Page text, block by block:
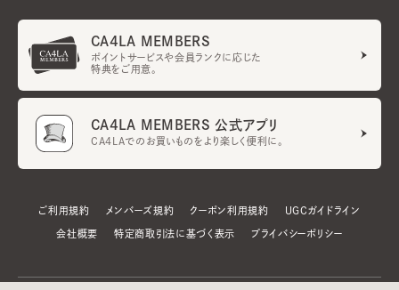
CA4LA MEMBERS
ポイントサービスや会員ランクに応じた
特典をご用意。
CA4LA MEMBERS 公式アプリ
CA4LAでのお買いものをより楽しく便利に。
ご利用規約 メンバーズ規約 クーポン利用規約 UGCガイドライン
会社概要 特定商取引法に基づく表示 プライバシーポリシー